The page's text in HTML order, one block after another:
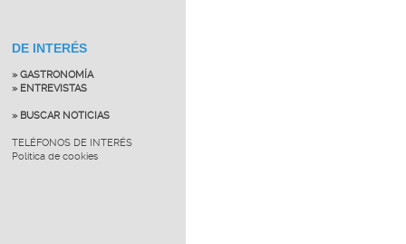
DE INTERÉS
» GASTRONOMÍA
» ENTREVISTAS
» BUSCAR NOTICIAS
TELÉFONOS DE INTERÉS
Política de cookies